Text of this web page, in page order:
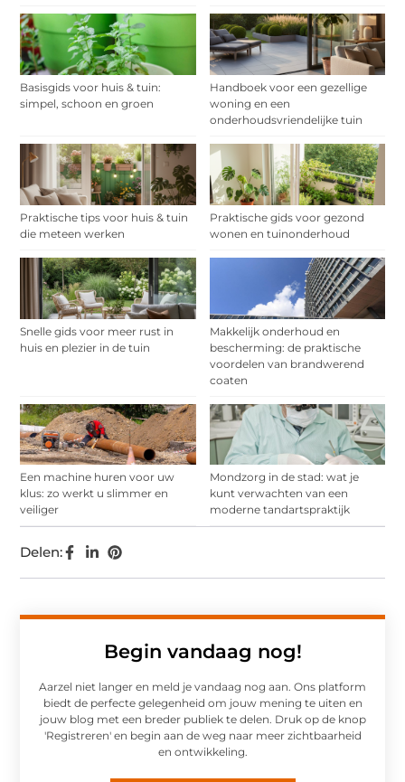
Basisgids voor huis & tuin:
simpel, schoon en groen
Handboek voor een gezellige
woning en een
onderhoudsvriendelijke tuin
Praktische tips voor huis & tuin
die meteen werken
Praktische gids voor gezond
wonen en tuinonderhoud
Snelle gids voor meer rust in
huis en plezier in de tuin
Makkelijk onderhoud en
bescherming: de praktische
voordelen van brandwerend
coaten
Een machine huren voor uw
klus: zo werkt u slimmer en
veiliger
Mondzorg in de stad: wat je
kunt verwachten van een
moderne tandartspraktijk
Begin vandaag nog!
Aarzel niet langer en meld je vandaag nog aan. Ons platform
biedt de perfecte gelegenheid om jouw mening te uiten en
jouw blog met een breder publiek te delen. Druk op de knop
'Registreren' en begin aan de weg naar meer zichtbaarheid
en ontwikkeling.
Delen: